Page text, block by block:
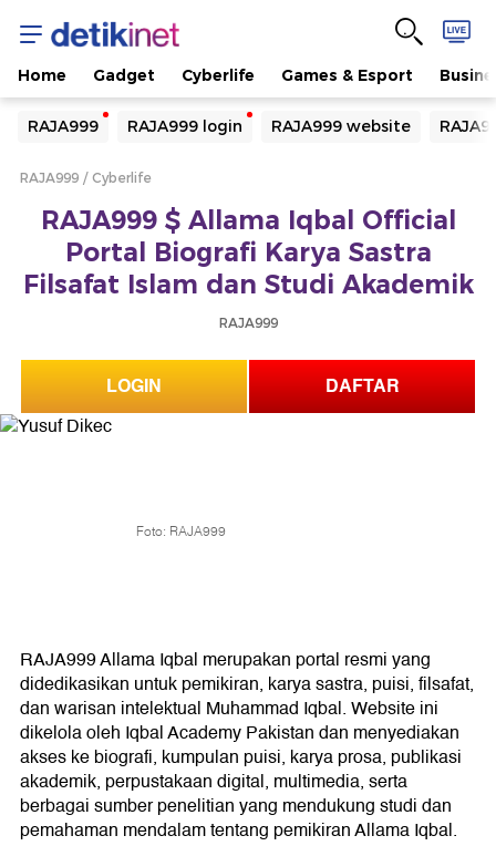
Home Gadget Cyberlife Games & Esport
RAJA999 RAJA999 login RAJA999 website
Yang sedang ramai dicari
Loading...
Loading...
RAJA999 Cyberlife
RAJA999 $ Allama Iqbal Official
Portal Biografi Karya Sastra
Filsafat Islam dan Studi Akademik
RAJA999
LOGIN DAFTAR
Foto: RAJA999
RAJA999 Allama Iqbal merupakan portal resmi yang
didedikasikan untuk pemikiran, karya sastra, puisi, filsafat,
dan warisan intelektual Muhammad Iqbal. Website ini
dikelola oleh Iqbal Academy Pakistan dan menyediakan
akses ke biografi, kumpulan puisi, karya prosa, publikasi
akademik, perpustakaan digital, multimedia, serta
berbagai sumber penelitian yang mendukung studi dan
pemahaman mendalam tentang pemikiran Allama Iqbal.